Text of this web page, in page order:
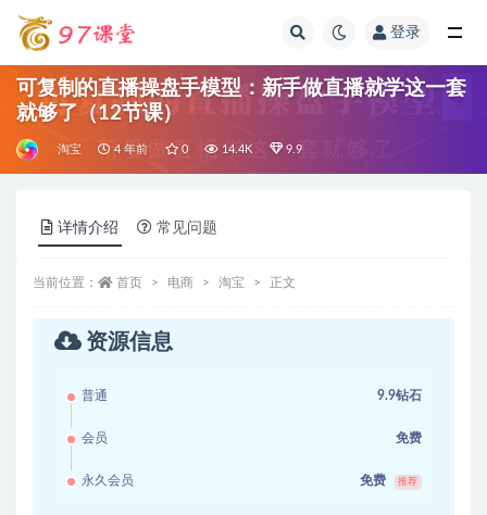
登录
可复制的直播操盘手模型：新手做直播就学这一套
就够了（12节课）
淘宝 4 年前 0 14.4K 9.9
详情介绍 常见问题
当前位置： 首页 电商 淘宝 正文
资源信息
普通 9.9钻石
会员 免费
永久会员 免费 推荐